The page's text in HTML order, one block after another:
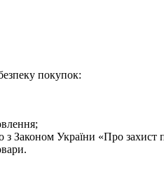
покупок:
з Законом України «Про захист